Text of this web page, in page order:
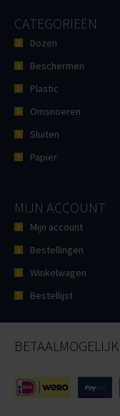
CATEGORIEËN
Dozen
Beschermen
Plastic
Omsnoeren
Sluiten
Papier
MIJN ACCOUNT
Mijn account
Bestellingen
Winkelwagen
Bestellijst